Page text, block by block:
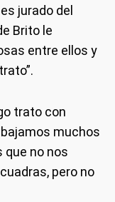
jurado del
Brito le
entre ellos y
trato con
muchos
que no nos
pero no